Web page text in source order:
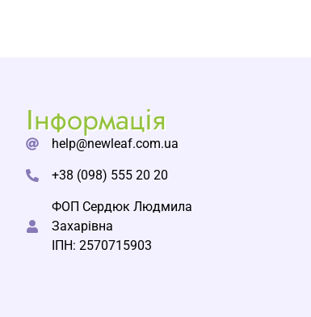
Інформація
help@newleaf.com.ua
+38 (098) 555 20 20
ФОП Сердюк Людмила
Захарівна
ІПН: 2570715903